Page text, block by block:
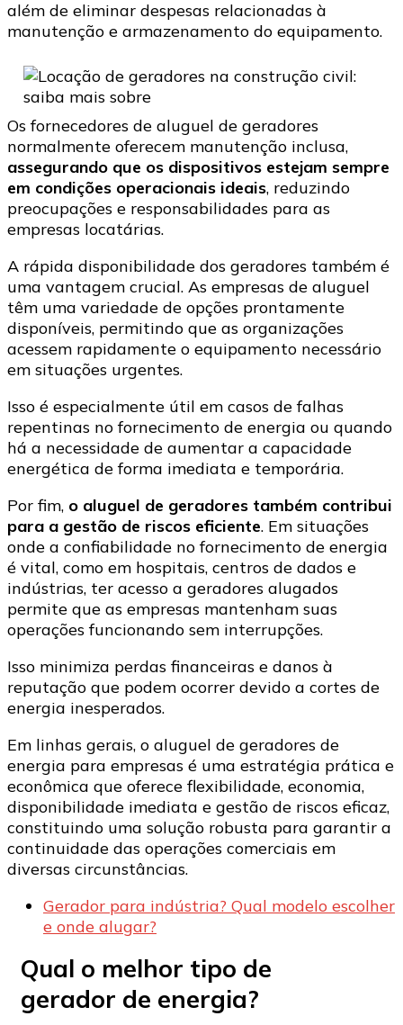
além de eliminar despesas relacionadas à
manutenção e armazenamento do equipamento.
Os fornecedores de aluguel de geradores
normalmente oferecem manutenção inclusa,
assegurando que os dispositivos estejam sempre
em condições operacionais ideais, reduzindo
preocupações e responsabilidades para as
empresas locatárias.
A rápida disponibilidade dos geradores também é
uma vantagem crucial. As empresas de aluguel
têm uma variedade de opções prontamente
disponíveis, permitindo que as organizações
acessem rapidamente o equipamento necessário
em situações urgentes.
Isso é especialmente útil em casos de falhas
repentinas no fornecimento de energia ou quando
há a necessidade de aumentar a capacidade
energética de forma imediata e temporária.
Por fim, o aluguel de geradores também contribui
para a gestão de riscos eficiente. Em situações
onde a confiabilidade no fornecimento de energia
é vital, como em hospitais, centros de dados e
indústrias, ter acesso a geradores alugados
permite que as empresas mantenham suas
operações funcionando sem interrupções.
Isso minimiza perdas financeiras e danos à
reputação que podem ocorrer devido a cortes de
energia inesperados.
Em linhas gerais, o aluguel de geradores de
energia para empresas é uma estratégia prática e
econômica que oferece flexibilidade, economia,
disponibilidade imediata e gestão de riscos eficaz,
constituindo uma solução robusta para garantir a
continuidade das operações comerciais em
diversas circunstâncias.
Gerador para indústria? Qual modelo escolher
e onde alugar?
Qual o melhor tipo de
gerador de energia?